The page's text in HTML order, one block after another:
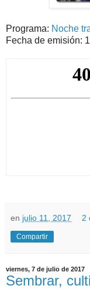
Programa: Noche
Fecha de emisión:
en julio 11, 2017 2
Compartir
viernes, 7 de julio de 2017
Sembrar,